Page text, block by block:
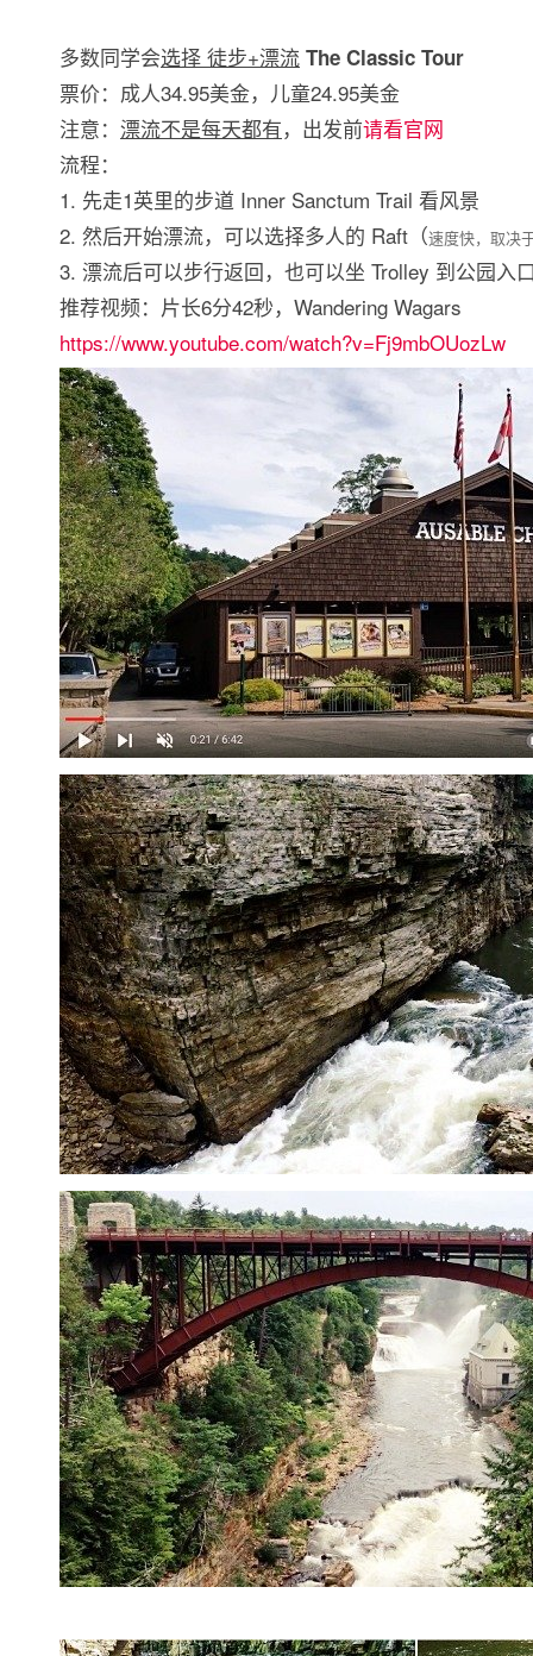
多数同学会选择 徒步+漂流 The Classic Tour
票价：成人34.95美金，儿童24.95美金
注意： 漂流不是每天都有，出发前请看官网
流程：
1. 先走1英里的步道 Inner Sanctum Trail 看风景
2. 然后开始漂流，可以选择多人的 Raft（速度快，取决
3. 漂流后可以步行返回，也可以坐 Trolley 到公园入
推荐视频：片长6分42秒，Wandering Wagars
https://www.youtube.com/watch?v=Fj9mbOUozLw